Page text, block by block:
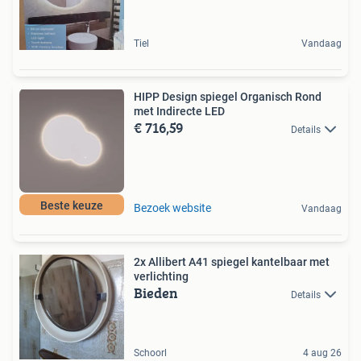
Tiel Vandaag
Beste keuze
HIPP Design spiegel Organisch Rond
met Indirecte LED
€ 716,59 Details
Bezoek website Vandaag
2x Allibert A41 spiegel kantelbaar met
verlichting
Bieden Details
Schoorl 4 aug 26